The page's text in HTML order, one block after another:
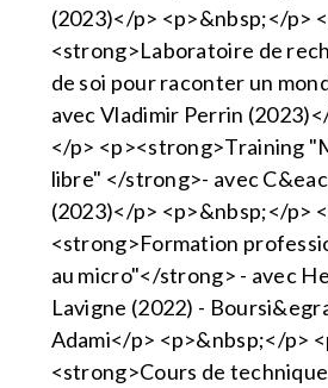
(2023)</p> <p>&nbsp;</p>
<strong>Laboratoire de
de soi pour raconter un
avec Vladimir Perrin
</p> <p><strong>Training
libre" </strong>- avec
(2023)</p> <p>&nbsp;</p>
<strong>Formation
au micro"</strong> - avec
Lavigne (2022) -
Adami</p> <p>&nbsp;</p>
<strong>Cours de technique